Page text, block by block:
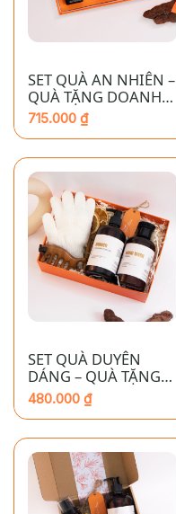
SET QUÀ AN NHIÊN –
QUÀ TẶNG DOANH
NGHIỆP CAO CẤP
715.000 ₫
SET QUÀ DUYÊN
DÁNG – QUÀ TẶNG
DOANH NGHIỆP CAO
CẤP
480.000 ₫